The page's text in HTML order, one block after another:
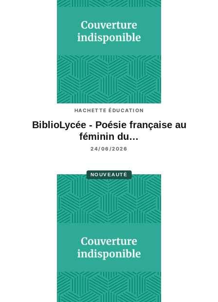
HACHETTE ÉDUCATION
BiblioLycée - Poésie française au
féminin du…
24/06/2026
NOUVEAUTÉ